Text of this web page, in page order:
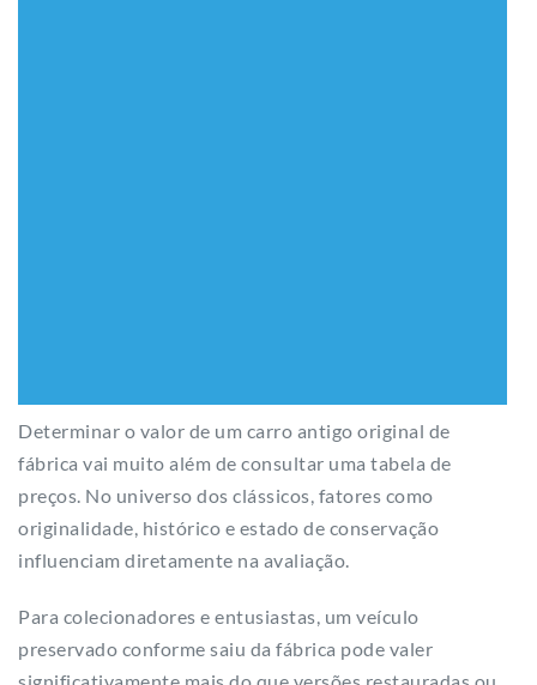
Determinar o valor de um carro antigo original de
fábrica vai muito além de consultar uma tabela de
preços. No universo dos clássicos, fatores como
originalidade, histórico e estado de conservação
influenciam diretamente na avaliação.
Para colecionadores e entusiastas, um veículo
preservado conforme saiu da fábrica pode valer